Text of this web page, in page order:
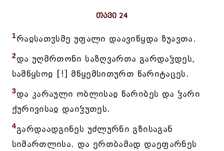
თავი 24
1რაჲსათჳსმე უფალი დაავიწყდა ზუავთა.
2და უღმრთონი საზღვართა გარდაჴდეს,
სამწყსოჲ [!] მწყემსითურთ წარიტაცეს.
3და კარაული ობლისაჲ წარიბეს და ჴარი
ქურივისაჲ დაიჴუთეს.
4გარდაადგინეს უძლურნი გზისაგან
სიმართლისა. და ერთბამად დაეფარნეს